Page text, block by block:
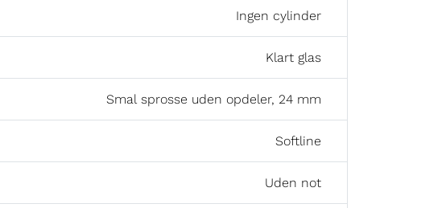
Ingen cylinder
Klart glas
Smal sprosse uden opdeler, 24 mm
Softline
Uden not